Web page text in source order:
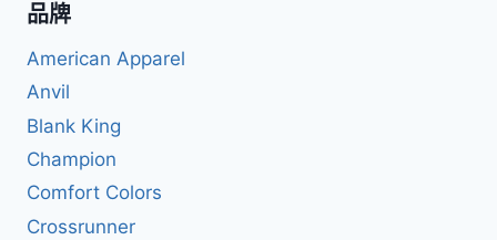
品牌
American Apparel
Anvil
Blank King
Champion
Comfort Colors
Crossrunner